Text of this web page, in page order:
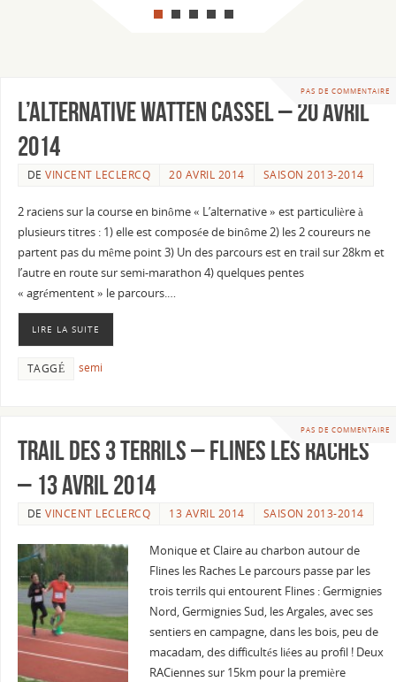
PAS DE COMMENTAIRE
L’alternative Watten Cassel – 20 Avril
2014
DEVINCENT LECLERCQ 20 AVRIL 2014 SAISON 2013-2014
2 raciens sur la course en binôme « L’alternative » est particulière à
plusieurs titres : 1) elle est composée de binôme 2) les 2 coureurs ne
partent pas du même point 3) Un des parcours est en trail sur 28km et
l’autre en route sur semi-marathon 4) quelques pentes
« agrémentent » le parcours.…
LIRE LA SUITE
TAGGÉ semi
PAS DE COMMENTAIRE
Trail des 3 terrils – Flines les Raches
– 13 Avril 2014
DEVINCENT LECLERCQ 13 AVRIL 2014 SAISON 2013-2014
Monique et Claire au charbon autour de
Flines les Raches Le parcours passe par les
trois terrils qui entourent Flines : Germignies
Nord, Germignies Sud, les Argales, avec ses
sentiers en campagne, dans les bois, peu de
macadam, des difficultés liées au profil ! Deux
RACiennes sur 15km pour la première